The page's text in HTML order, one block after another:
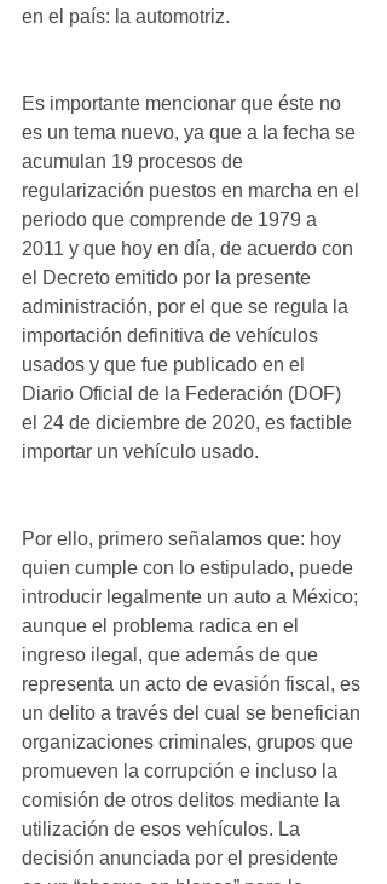
en el país: la automotriz.
Es importante mencionar que éste no
es un tema nuevo, ya que a la fecha se
acumulan 19 procesos de
regularización puestos en marcha en el
periodo que comprende de 1979 a
2011 y que hoy en día, de acuerdo con
el Decreto emitido por la presente
administración, por el que se regula la
importación definitiva de vehículos
usados y que fue publicado en el
Diario Oficial de la Federación (DOF)
el 24 de diciembre de 2020, es factible
importar un vehículo usado.
Por ello, primero señalamos que: hoy
quien cumple con lo estipulado, puede
introducir legalmente un auto a México;
aunque el problema radica en el
ingreso ilegal, que además de que
representa un acto de evasión fiscal, es
un delito a través del cual se benefician
organizaciones criminales, grupos que
promueven la corrupción e incluso la
comisión de otros delitos mediante la
utilización de esos vehículos. La
decisión anunciada por el presidente